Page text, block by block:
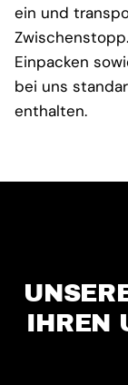
ein und
Einpacken
bei uns
enthalten.
IHREN